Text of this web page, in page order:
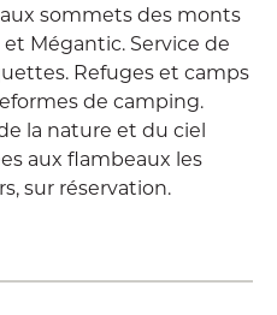
sommets des monts
Mégantic. Service de
Refuges et camps
de camping.
la nature et du ciel
aux flambeaux les
sur réservation.